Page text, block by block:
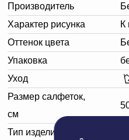
Производитель
Характер рисунка
К
Оттенок цвета
Упаковка
Уход
Размер салфеток,
см
Тип изделия